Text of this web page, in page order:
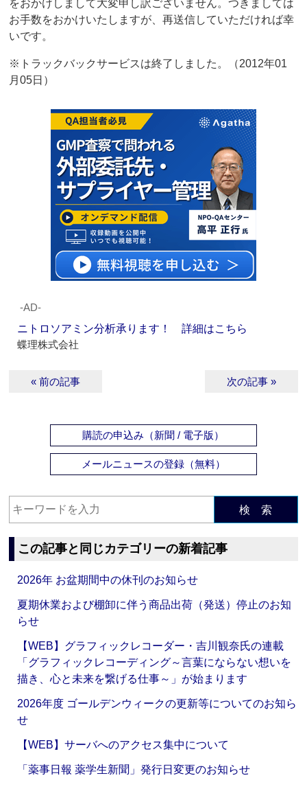
をおかけしまして大変申し訳ございません。つきましては
お手数をおかけいたしますが、再送信していただければ幸
いです。
※トラックバックサービスは終了しました。（2012年01
月05日）
‐AD‐
ニトロソアミン分析承ります！ 詳細はこちら
蝶理株式会社
« 前の記事 次の記事 »
購読の申込み（新聞 / 電子版）
メールニュースの登録（無料）
検 索
この記事と同じカテゴリーの新着記事
2026年 お盆期間中の休刊のお知らせ
夏期休業および棚卸に伴う商品出荷（発送）停止のお知
らせ
【WEB】グラフィックレコーダー・吉川観奈氏の連載
「グラフィックレコーディング～言葉にならない想いを
描き、心と未来を繋げる仕事～」が始まります
2026年度 ゴールデンウィークの更新等についてのお知ら
せ
【WEB】サーバへのアクセス集中について
「薬事日報 薬学生新聞」発行日変更のお知らせ